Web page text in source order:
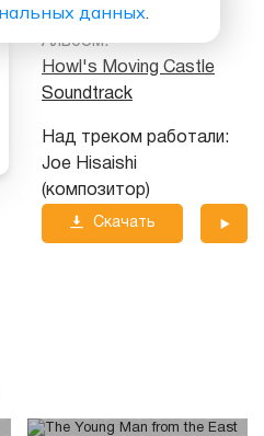
Альбом:
Howl's Moving Castle
Soundtrack
Над треком работали:
Joe Hisaishi
(композитор)
Скачать
данных.